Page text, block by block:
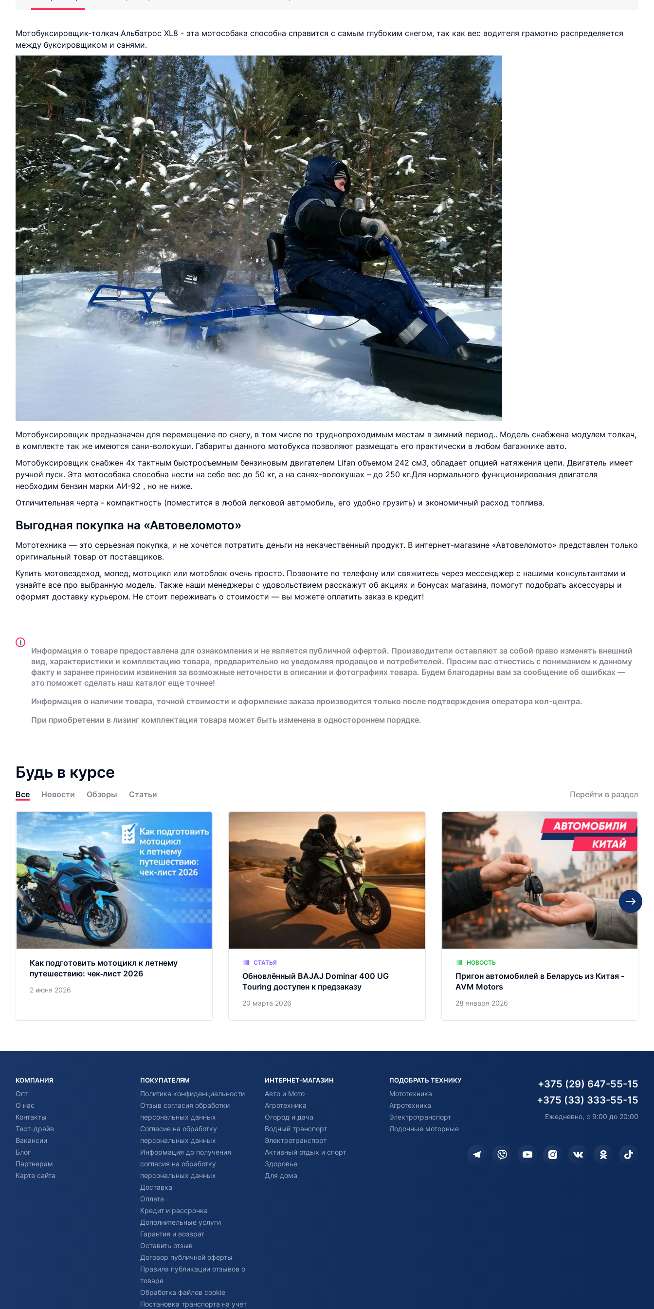
Мотобуксировщик-толкач Альбатрос XL8 - эта мотособака способна справится с самым глубоким снегом, так как вес водителя грамотно распределяется
между буксировщиком и санями.
Мотобуксировщик предназначен для перемещение по снегу, в том числе по труднопроходимым местам в зимний период.. Модель снабжена модулем толкач,
в комплекте так же имеются сани-волокуши. Габариты данного мотобукса позволяют размещать его практически в любом багажнике авто.
Мотобуксировщик снабжен 4х тактным быстросъемным бензиновым двигателем Lifan объемом 242 см3, обладает опцией натяжения цепи. Двигатель имеет
ручной пуск. Эта мотособака способна нести на себе вес до 50 кг, а на санях-волокушах – до 250 кг.Для нормального функционирования двигателя
необходим бензин марки АИ-92 , но не ниже.
Отличительная черта - компактность (поместится в любой легковой автомобиль, его удобно грузить) и экономичный расход топлива.
Выгодная покупка на «Автовеломото»
Мототехника — это серьезная покупка, и не хочется потратить деньги на некачественный продукт. В интернет-магазине «Автовеломото» представлен только
оригинальный товар от поставщиков.
Купить мотовездеход, мопед, мотоцикл или мотоблок очень просто. Позвоните по телефону или свяжитесь через мессенджер с нашими консультантами и
узнайте все про выбранную модель. Также наши менеджеры с удовольствием расскажут об акциях и бонусах магазина, помогут подобрать аксессуары и
оформят доставку курьером. Не стоит переживать о стоимости — вы можете оплатить заказ в кредит!
i
Информация о товаре предоставлена для ознакомления и не является публичной офертой. Производители оставляют за собой право изменять внешний
вид, характеристики и комплектацию товара, предварительно не уведомляя продавцов и потребителей. Просим вас отнестись с пониманием к данному
факту и заранее приносим извинения за возможные неточности в описании и фотографиях товара. Будем благодарны вам за сообщение об ошибках —
это поможет сделать наш каталог еще точнее!
Информация о наличии товара, точной стоимости и оформление заказа производится только после подтверждения оператора кол-центра.
При приобретении в лизинг комплектация товара может быть изменена в одностороннем порядке.
Будь в курсе
Все Новости Обзоры Статьи Перейти в раздел
Как подготовить мотоцикл к летнему
путешествию: чек‑лист 2026
2 июня 2026
СТАТЬЯ
Обновлённый BAJAJ Dominar 400 UG
Touring доступен к предзаказу
20 марта 2026
НОВОСТЬ
Пригон автомобилей в Беларусь из Китая -
AVM Motors
28 января 2026
КОМПАНИЯ
Опт
О нас
Контакты
Тест-драйв
Вакансии
Блог
Партнерам
Карта сайта
ПОКУПАТЕЛЯМ
Политика конфиденциальности
Отзыв согласия обработки
персональных данных
Согласие на обработку
персональных данных
Информация до получения
согласия на обработку
персональных данных
Доставка
Оплата
Кредит и рассрочка
Дополнительные услуги
Гарантия и возврат
Оставить отзыв
Договор публичной оферты
Правила публикации отзывов о
товаре
Обработка файлов cookie
Постановка транспорта на учет
ИНТЕРНЕТ-МАГАЗИН
Авто и Мото
Агротехника
Огород и дача
Водный транспорт
Электротранспорт
Активный отдых и спорт
Здоровье
Для дома
ПОДОБРАТЬ ТЕХНИКУ
Мототехника
Агротехника
Электротранспорт
Лодочные моторные
+375 (29) 647-55-15
+375 (33) 333-55-15
Ежедневно, с 9:00 до 20:00